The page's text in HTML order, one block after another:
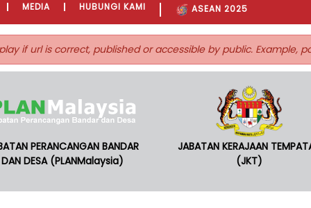
MEDIA HUBUNGI KAMI ASEAN 2025
if url is correct, published or accessible by public. Example,
PERANCANGAN BANDAR
DAN DESA (PLANMalaysia)
JABATAN KERAJAAN
(JKT)